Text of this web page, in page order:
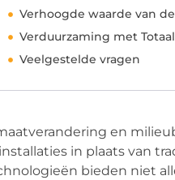
Verhoogde waarde van
Verduurzaming met
Veelgestelde vragen
en
in plaats van
bieden niet